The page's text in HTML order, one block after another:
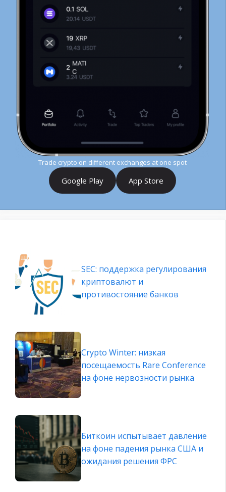
Trade crypto on different exchanges at one spot
Google Play App Store
SEC: поддержка регулирования
криптовалют и
противостояние банков
Crypto Winter: низкая
посещаемость Rare Conference
на фоне нервозности рынка
Биткоин испытывает давление
на фоне падения рынка США и
ожидания решения ФРС